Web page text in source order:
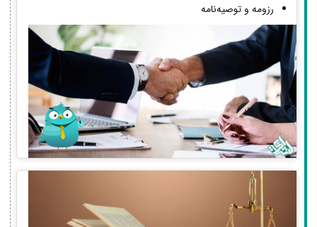
رزومه و توصیه‌نامه